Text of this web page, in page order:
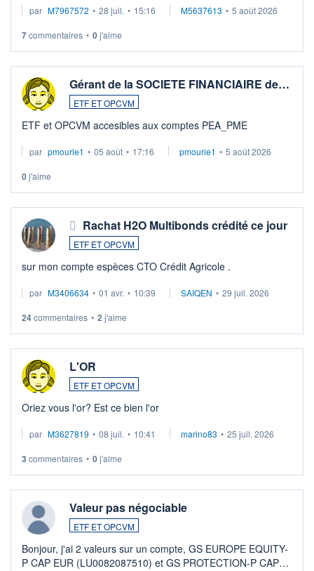
par M7967572 • 28 juil. • 15:16 M5637613 • 5 août 2026
7commentaires • 0j'aime
Gérant de la SOCIETE FINANCIAIRE de…
ETF ET OPCVM
ETF et OPCVM accesibles aux comptes PEA_PME
par pmourie1 • 05 août • 17:16 pmourie1 • 5 août 2026
0j'aime
Rachat H2O Multibonds crédité ce jour
ETF ET OPCVM
sur mon compte espèces CTO Crédit Agricole .
par M3406634 • 01 avr. • 10:39 SAIQEN • 29 juil. 2026
24commentaires • 2 j'aime
L'OR
ETF ET OPCVM
Oriez vous l'or? Est ce bien l'or
par M3627819 • 08 juil. • 10:41 marino83 • 25 juil. 2026
3 commentaires • 0j'aime
Valeur pas négociable
ETF ET OPCVM
Bonjour, j'ai 2 valeurs sur un compte, GS EUROPE EQUITY-
P CAP EUR (LU0082087510) et GS PROTECTION-P CAP